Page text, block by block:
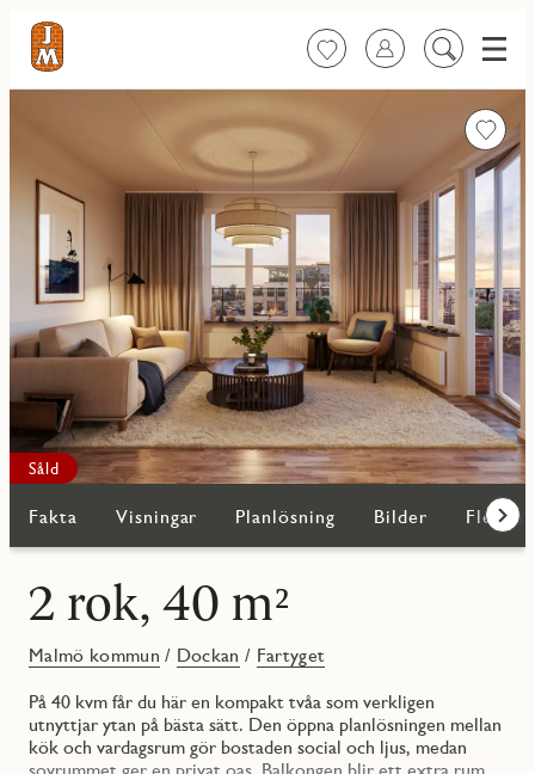
FavoriterLogga in
Sök
Meny
Såld
Fakta Visningar Planlösning Bilder Fler
2 rok, 40 m²
Malmö kommun / Dockan / Fartyget
På 40 kvm får du här en kompakt tvåa som verkligen
utnyttjar ytan på bästa sätt. Den öppna planlösningen mellan
kök och vardagsrum gör bostaden social och ljus, medan